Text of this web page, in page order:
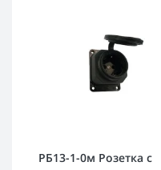
РБ13-1-0м Розетка с